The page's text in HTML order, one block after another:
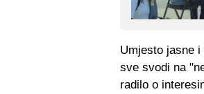
Umjesto jasne
sve svodi na
radilo o